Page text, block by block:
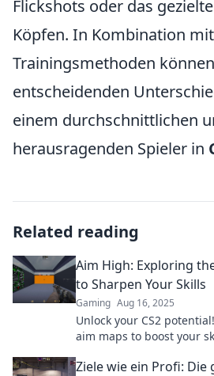
Flickshots oder das
Köpfen. In Kombination
Trainingsmethoden können
entscheidenden
einem durchschnittlichen
herausragenden Spieler in
Related reading
Aim High: Exploring
to Sharpen Your Skills
Gaming Aug 16, 2025
Unlock your CS2
aim maps to boost your
Ziele wie ein Profi: